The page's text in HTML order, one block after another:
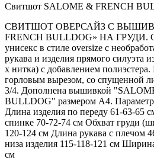
Свитшот SALOME & FRENCH
СВИТШОТ ОВЕРСАЙЗ С
FRENCH BULLDOG» НА ГРУДИ.
унисекс в стиле oversize с
рукава и изделия прямого силуэта
х нитка) с добавлением
горловым вырезом, со спущенной
3/4. Дополнена вышивкой
BULLDOG" размером А4.
Длина изделия по переду 61-63-65
спинке 70-72-74 см Обхват груди
120-124 см Длина рукава с плечом
низа изделия 115-118-121 см
см